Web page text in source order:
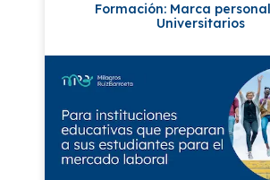
Formación: Marca
Universitarios